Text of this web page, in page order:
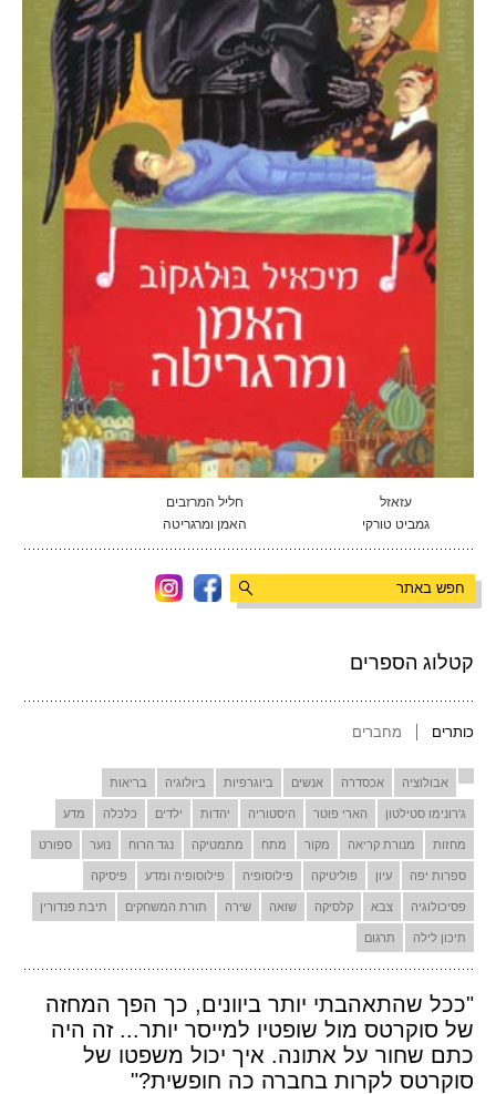
קטלוג הספרים
כותרים מחברים
אבולוציה אכסדרה אנשים ביוגרפיות ביולוגיה בריאות
ג'רונימו סטילטון הארי פוטר היסטוריה יהדות ילדים כלכלה מדע
מחזות מנורת קריאה מקור מתח מתמטיקה נגד הרוח נוער ספורט
ספרות יפה עיון פוליטיקה פילוסופיה פילוסופיה ומדע פיסיקה
פסיכולוגיה צבא קלסיקה שואה שירה תורת המשחקים תיבת פנדורין
תיכון לילה תרגום
"ככל שהתאהבתי יותר ביוונים, כך הפך המחזה
של סוקרטס מול שופטיו למייסר יותר... זה היה
כתם שחור על אתונה. איך יכול משפטו של
סוקרטס לקרות בחברה כה חופשית?"
עזאזל
חליל המרזבים
גמביט טורקי
האמן ומרגריטה